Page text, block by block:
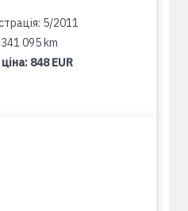
5/2011
095 km
848 EUR